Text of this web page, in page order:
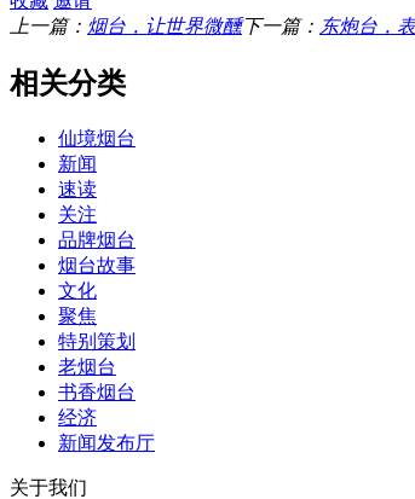
上一篇： 烟台，让世界微醺下一篇： 东炮台，
相关分类
仙境烟台
新闻
速读
关注
品牌烟台
烟台故事
文化
聚焦
特别策划
老烟台
书香烟台
经济
新闻发布厅
关于我们